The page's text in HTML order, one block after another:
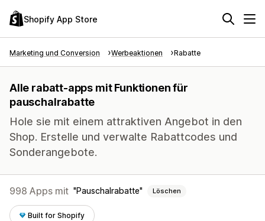
Shopify App Store
Marketing und Conversion Werbeaktionen Rabatte
Alle rabatt-apps mit Funktionen für
pauschalrabatte
Hole sie mit einem attraktiven Angebot in den
Shop. Erstelle und verwalte Rabattcodes und
Sonderangebote.
998 Apps mit Pauschalrabatte Löschen
Built for Shopify